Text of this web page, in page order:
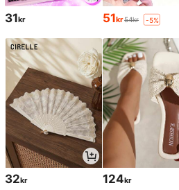
31kr 51kr54kr -5%
32kr 124kr